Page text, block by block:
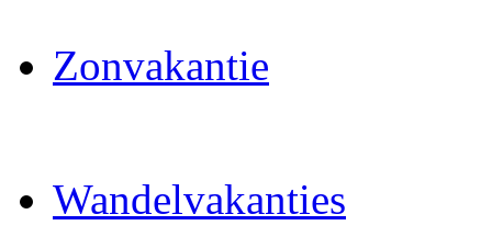
Zonvakantie
Wandelvakanties